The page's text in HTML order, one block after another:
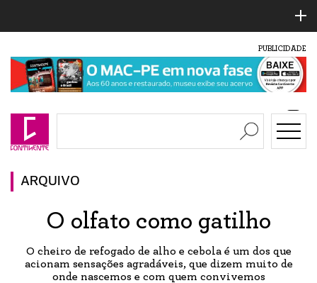
PUBLICIDADE
ARQUIVO
O olfato como gatilho
O cheiro de refogado de alho e cebola é um dos que
acionam sensações agradáveis, que dizem muito de
onde nascemos e com quem convivemos